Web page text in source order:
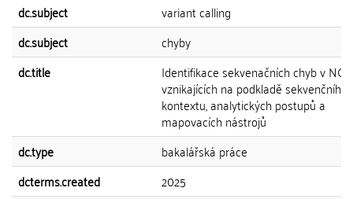
dc.subject
variant calling
dc.subject
chyby
dc.title
Identifikace sekvenačních chyb v NGS
vznikajících na podkladě sekvenčního
kontextu, analytických postupů a
mapovacích nástrojů
dc.type
bakalářská práce
dcterms.created
2025